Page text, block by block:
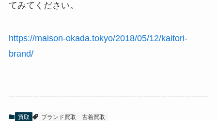
てみてください。
https://maison-okada.tokyo/2018/05/12/kaitori-
brand/
買取 ブランド買取 古着買取